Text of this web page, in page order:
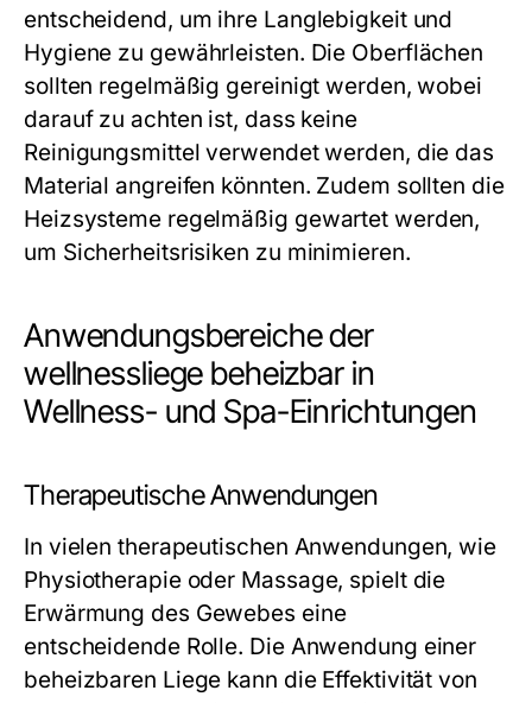
entscheidend, um ihre Langlebigkeit und
Hygiene zu gewährleisten. Die Oberflächen
sollten regelmäßig gereinigt werden, wobei
darauf zu achten ist, dass keine
Reinigungsmittel verwendet werden, die das
Material angreifen könnten. Zudem sollten die
Heizsysteme regelmäßig gewartet werden,
um Sicherheitsrisiken zu minimieren.
Anwendungsbereiche der
wellnessliege beheizbar in
Wellness- und Spa-Einrichtungen
Therapeutische Anwendungen
In vielen therapeutischen Anwendungen, wie
Physiotherapie oder Massage, spielt die
Erwärmung des Gewebes eine
entscheidende Rolle. Die Anwendung einer
beheizbaren Liege kann die Effektivität von